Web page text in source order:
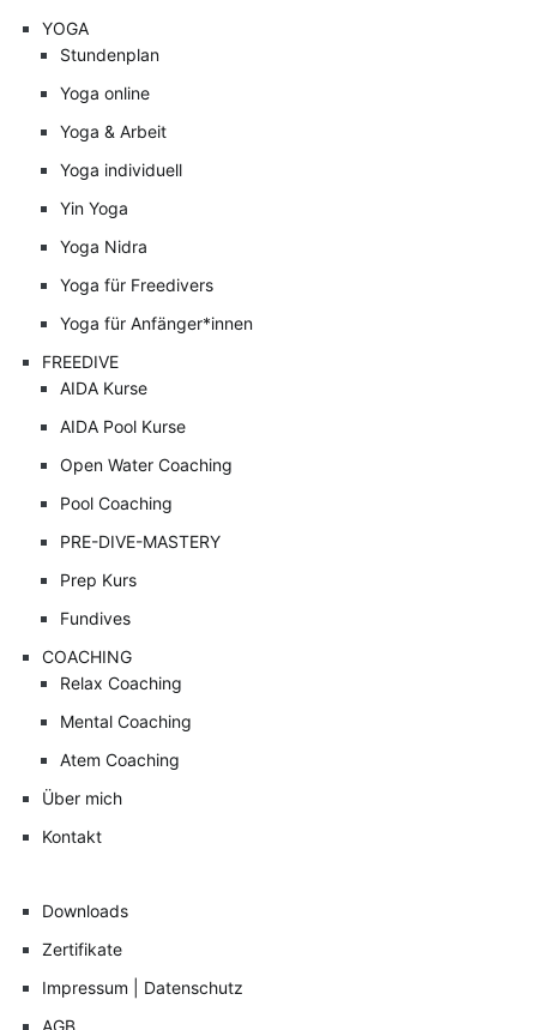
YOGA
Stundenplan
Yoga online
Yoga & Arbeit
Yoga individuell
Yin Yoga
Yoga Nidra
Yoga für Freedivers
Yoga für Anfänger*innen
FREEDIVE
AIDA Kurse
AIDA Pool Kurse
Open Water Coaching
Pool Coaching
PRE-DIVE-MASTERY
Prep Kurs
Fundives
COACHING
Relax Coaching
Mental Coaching
Atem Coaching
Über mich
Kontakt
Downloads
Zertifikate
Impressum | Datenschutz
AGB